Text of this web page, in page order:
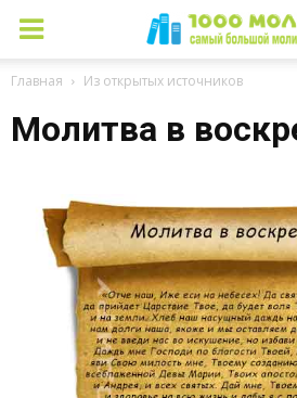
Главная Из открытых источников
Молитва в